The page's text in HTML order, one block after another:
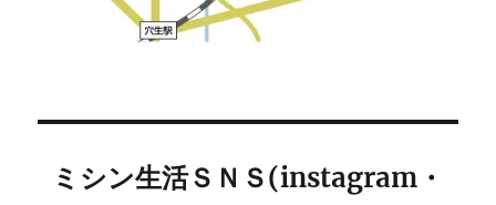
ミシン生活ＳＮＳ(instagram・